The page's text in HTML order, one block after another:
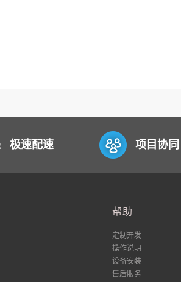
极速配速 项目协
帮助
定制开发
操作说明
设备安装
售后服务